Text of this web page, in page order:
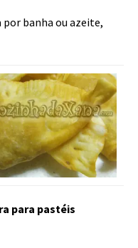
banha ou azeite,
para pastéis